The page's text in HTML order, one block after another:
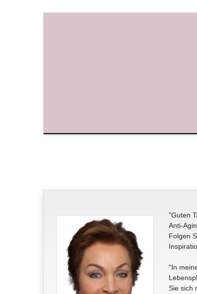
"Guten
Anti-
Folgen
"In
Sie sich